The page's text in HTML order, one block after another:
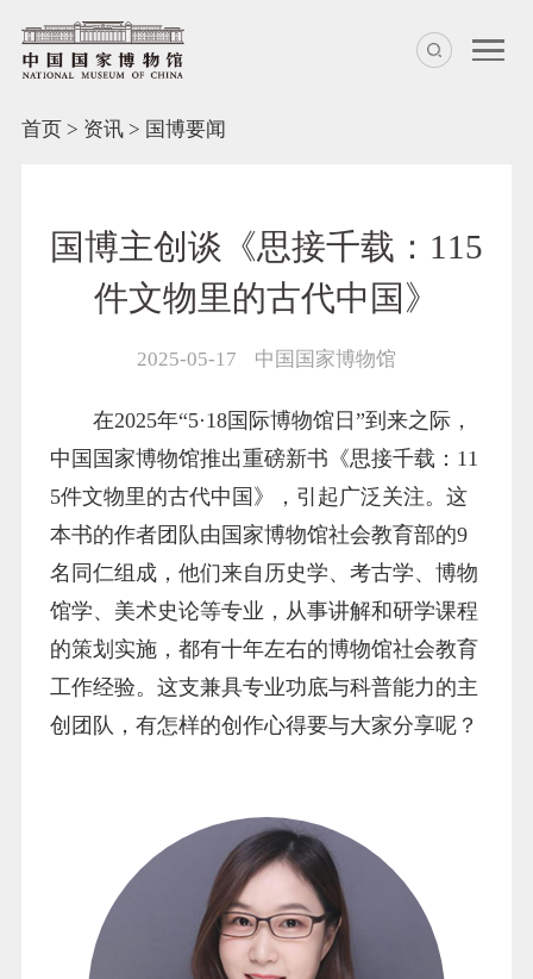
首页> 资讯> 国博要闻
国博主创谈《思接千载：115
件文物里的古代中国》
2025-05-17 中国国家博物馆
在2025年“5·18国际博物馆日”到来之际，
中国国家博物馆推出重磅新书《思接千载：11
5件文物里的古代中国》，引起广泛关注。这
本书的作者团队由国家博物馆社会教育部的9
名同仁组成，他们来自历史学、考古学、博物
馆学、美术史论等专业，从事讲解和研学课程
的策划实施，都有十年左右的博物馆社会教育
工作经验。这支兼具专业功底与科普能力的主
创团队，有怎样的创作心得要与大家分享呢？